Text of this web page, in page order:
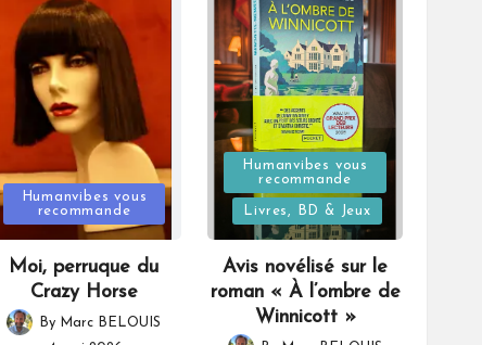
Posted
in
Humanvibes vous
recommande
Moi, perruque du
Crazy Horse
Posted
By Marc BELOUIS
Posted
in
Humanvibes vous
recommande
Livres, BD & Jeux
Avis novélisé sur le
roman « À l’ombre de
Winnicott »